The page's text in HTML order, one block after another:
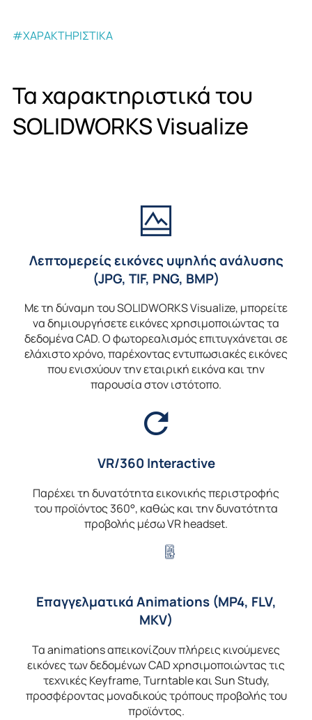
#ΧΑΡΑΚΤΗΡΙΣΤΙΚΑ
Ταχαρακτηριστικάτου
SOLIDWORKSVisualize
Λεπτομερείς εικόνες υψηλής ανάλυσης
(JPG, TIF, PNG, BMP)
Με τη δύναμη του SOLIDWORKS Visualize, μπορείτε
να δημιουργήσετε εικόνες χρησιμοποιώντας τα
δεδομένα CAD. Ο φωτορεαλισμός επιτυγχάνεται σε
ελάχιστο χρόνο, παρέχοντας εντυπωσιακές εικόνες
που ενισχύουν την εταιρική εικόνα και την
παρουσία στον ιστότοπο.
VR/360 Interactive
Παρέχει τη δυνατότητα εικονικής περιστροφής
του προϊόντος 360°, καθώς και την δυνατότητα
προβολής μέσω VR headset.
Επαγγελματικά Animations (MP4, FLV,
MKV)
Τα animations απεικονίζουν πλήρεις κινούμενες
εικόνες των δεδομένων CAD χρησιμοποιώντας τις
τεχνικές Keyframe, Turntable και Sun Study,
προσφέροντας μοναδικούς τρόπους προβολής του
προϊόντος.